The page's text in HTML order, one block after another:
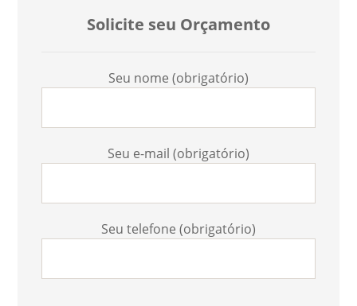
Solicite seu Orçamento
Seu nome (obrigatório)
Seu e-mail (obrigatório)
Seu telefone (obrigatório)